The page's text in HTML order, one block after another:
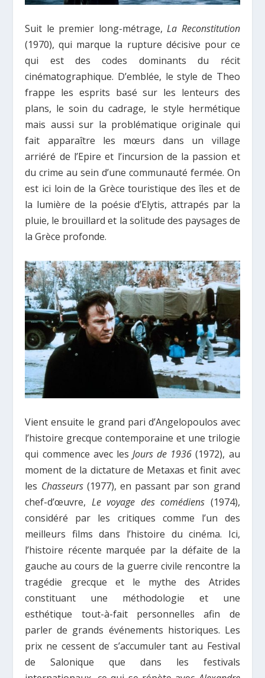
Suit le premier long-métrage,La Reconstitution
(1970), qui marque la rupture décisive pour ce
qui est des codes dominants du récit
cinématographique. D’emblée, le style de Theo
frappe les esprits basé sur les lenteurs des
plans, le soin du cadrage, le style hermétique
mais aussi sur la problématique originale qui
fait apparaître les mœurs dans un village
arriéré de l’Epire et l’incursion de la passion et
du crime au sein d’une communauté fermée. On
est ici loin de la Grèce touristique des îles et de
la lumière de la poésie d’Elytis, attrapés par la
pluie, le brouillard et la solitude des paysages de
la Grèce profonde.
Vient ensuite le grand pari d’Angelopoulos avec
l’histoire grecque contemporaine et une trilogie
qui commence avec les Jours de 1936(1972), au
moment de la dictature de Metaxas et finit avec
les Chasseurs (1977), en passant par son grand
chef-d’œuvre, Le voyage des comédiens (1974),
considéré par les critiques comme l’un des
meilleurs films dans l’histoire du cinéma. Ici,
l’histoire récente marquée par la défaite de la
gauche au cours de la guerre civile rencontre la
tragédie grecque et le mythe des Atrides
constituant une méthodologie et une
esthétique tout-à-fait personnelles afin de
parler de grands événements historiques. Les
prix ne cessent de s’accumuler tant au Festival
de Salonique que dans les festivals